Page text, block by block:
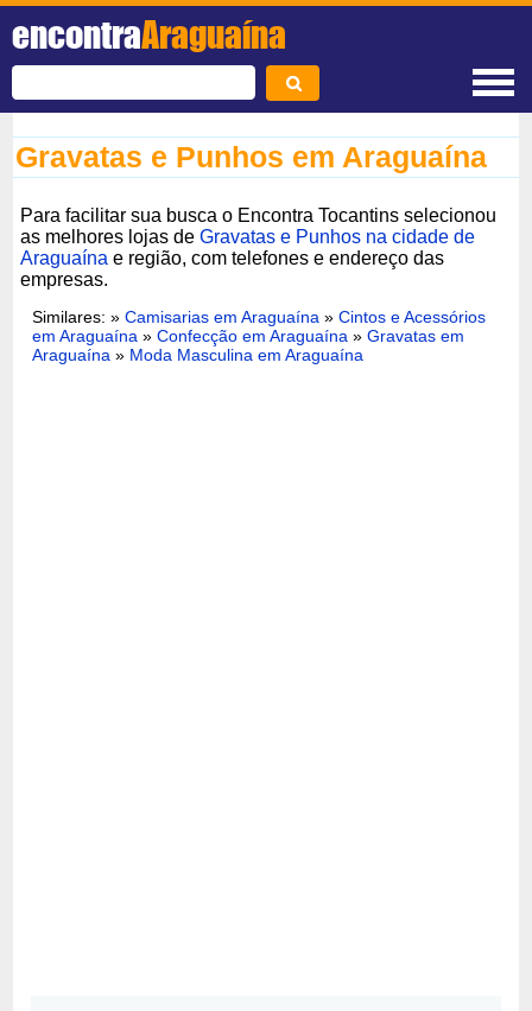
encontraAraguaína
Gravatas e Punhos em Araguaína
Para facilitar sua busca o Encontra Tocantins selecionou
as melhores lojas deGravatas e Punhos na cidade de
Araguaína e região, com telefones e endereço das
empresas.
Similares: »Camisarias em Araguaína »Cintos e Acessórios
em Araguaína »Confecção em Araguaína »Gravatas em
Araguaína » Moda Masculina em Araguaína